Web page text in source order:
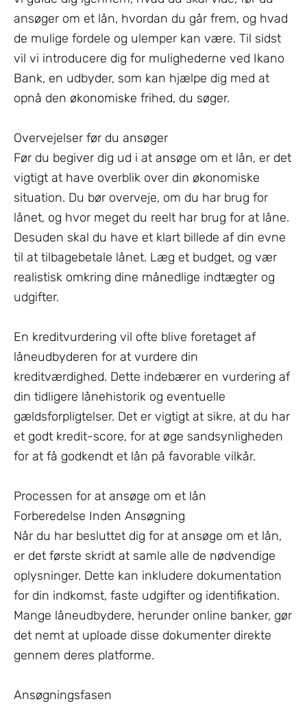
ansøger om et lån, hvordan du går frem, og hvad
de mulige fordele og ulemper kan være. Til sidst
vil vi introducere dig for mulighederne ved Ikano
Bank, en udbyder, som kan hjælpe dig med at
opnå den økonomiske frihed, du søger.
Overvejelser før du ansøger
Før du begiver dig ud i at ansøge om et lån, er det
vigtigt at have overblik over din økonomiske
situation. Du bør overveje, om du har brug for
lånet, og hvor meget du reelt har brug for at låne.
Desuden skal du have et klart billede af din evne
til at tilbagebetale lånet. Læg et budget, og vær
realistisk omkring dine månedlige indtægter og
udgifter.
En kreditvurdering vil ofte blive foretaget af
låneudbyderen for at vurdere din
kreditværdighed. Dette indebærer en vurdering af
din tidligere lånehistorik og eventuelle
gældsforpligtelser. Det er vigtigt at sikre, at du har
et godt kredit-score, for at øge sandsynligheden
for at få godkendt et lån på favorable vilkår.
Processen for at ansøge om et lån
Forberedelse Inden Ansøgning
Når du har besluttet dig for at ansøge om et lån,
er det første skridt at samle alle de nødvendige
oplysninger. Dette kan inkludere dokumentation
for din indkomst, faste udgifter og identifikation.
Mange låneudbydere, herunder online banker, gør
det nemt at uploade disse dokumenter direkte
gennem deres platforme.
Ansøgningsfasen